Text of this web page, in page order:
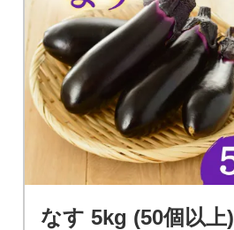
なす 5kg (50個以上)